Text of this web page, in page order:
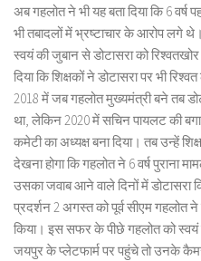
अब गहलोत ने भी यह बता दिया कि 6 वर्ष
भी तबादलों में भ्रष्टाचार के आरोप लगे
स्वयं की जुबान से डोटासरा को
दिया कि शिक्षकों ने डोटासरा पर भी
2018 में जब गहलोत मुख्यमंत्री बने तब
था, लेकिन 2020 में सचिन पायलट की
कमेटी का अध्यक्ष बना दिया। तब उन्हें
देखना होगा कि गहलोत ने 6 वर्ष पुराना
उसका जवाब आने वाले दिनों में डोटासरा
प्रदर्शन 2 अगस्त को पूर्व सीएम
किया। इस सफर के पीछे गहलोत को स्वयं
जयपुर के प्लेटफार्म पर पहुंचे तो उनके